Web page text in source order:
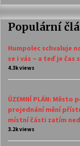
Populární
Humpolec schvaluje
se i vás – a teď je čas
4.3k views
ÚZEMNÍ PLÁN: Město
projednání mění
místní části zatím
3.2k views